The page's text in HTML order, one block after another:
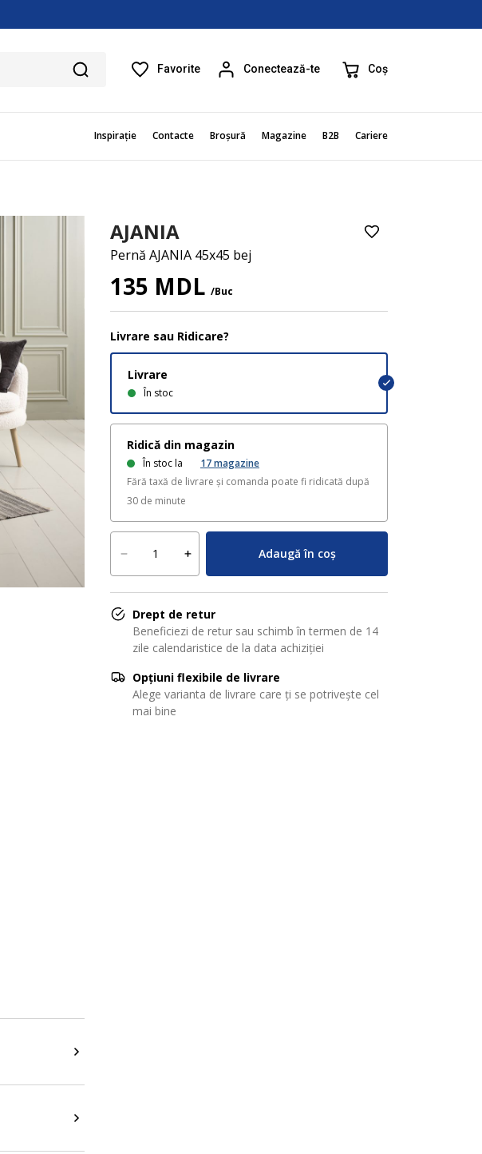
Favorite Conectează-te Coș
Inspirație Contacte Broșură Magazine B2B Cariere
AJANIA
Pernă AJANIA 45x45 bej
135 MDL /Buc
Livrare sau Ridicare?
Livrare
În stoc
Ridică din magazin
În stoc la 17magazine
Fără taxă de livrare și comanda poate fi ridicată după
30 de minute
Adaugă în coș
Drept de retur
Beneficiezi de retur sau schimb în termen de 14
zile calendaristice de la data achiziției
Opțiuni flexibile de livrare
Alege varianta de livrare care ți se potrivește cel
mai bine